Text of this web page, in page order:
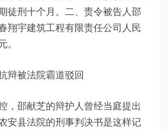
徒刑十个月。二、责令被告人邵
翔宇建筑工程有限责任公司人民
。
辩被法院霸道驳回
，邵献芝的辩护人曾经当庭提出
安县法院的刑事判决书是这样记